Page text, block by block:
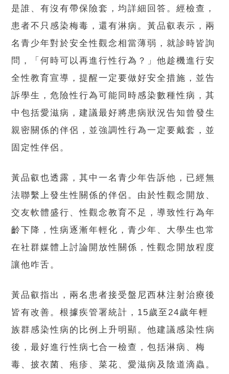
是誰、有沒有帶保險套，均詳細回答。經檢查，
患者不只感染梅毒，還有淋病。黃品叡表示，兩
名青少年對於安全性觀念相當薄弱，就診時皆詢
問，「何時可以再進行性行為？」他趁機進行安
全性教育宣導，提醒一定要做好安全措施，並告
訴學生，危險性行為可能同時感染數種性病，其
中包括愛滋病，建議最好將患病狀況告知曾發生
親密關係的伴侶，並強調性行為一定要戴套，並
固定性伴侶。
黃品叡也透露，其中一名青少年告訴他，已經無
法聯繫上發生性關係的伴侶。由於性觀念開放、
交友軟體盛行、性觀念教育不足，導致性行為年
齡下降，性病逐漸年輕化，青少年、大學生也常
在社群媒體上討論開放性關係，性觀念開放程度
讓他咋舌。
黃品叡指出，兩名患者接受盤尼西林注射治療後
皆有改善。根據疾管署統計，15歲至24歲年輕
族群感染性病的比例上升明顯。他建議感染性病
後，最好進行性病七合一檢查，包括淋病、梅
毒、披衣菌、疱疹、菜花、愛滋病及陰道滴蟲。